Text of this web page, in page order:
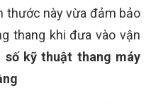
thước này vừa đảm bảo
thang khi đưa vào vận
kỹ thuật thang máy